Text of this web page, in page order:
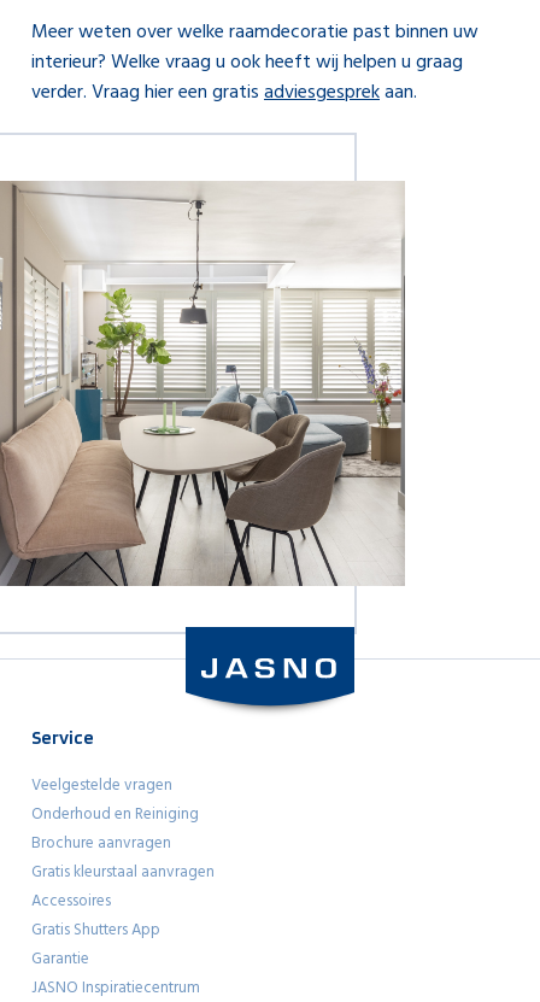
Meer weten over welke raamdecoratie past binnen uw
interieur? Welke vraag u ook heeft wij helpen u graag
verder. Vraag hier een gratisadviesgesprekaan.
Service
Veelgestelde vragen
Onderhoud en Reiniging
Brochure aanvragen
Gratis kleurstaal aanvragen
Accessoires
Gratis Shutters App
Garantie
JASNO Inspiratiecentrum